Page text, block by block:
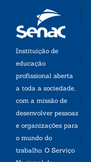
Instituição de
educação
profissional aberta
a toda a sociedade,
com a missão de
desenvolver pessoas
e organizações para
o mundo do
trabalho. O Serviço